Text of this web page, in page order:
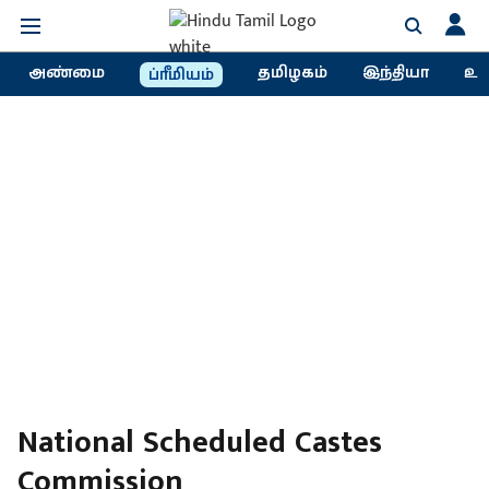
அண்மை ப்ரீமியம் தமிழகம் இந்தியா
National Scheduled Castes